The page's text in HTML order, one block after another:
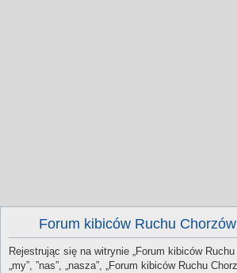
Forum kibiców Ruchu
Rejestrując się na witrynie „Forum kibiców
„my”, ”nas”, „nasza”, „Forum kibiców Ruchu